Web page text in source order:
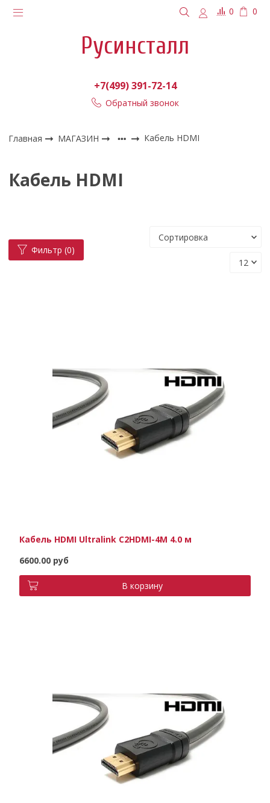
0 0
Русинсталл
+7(499) 391-72-14
Обратный звонок
Главная МАГАЗИН Кабель HDMI
Кабель HDMI
Фильтр (0)
Кабель HDMI Ultralink C2HDMI-4M 4.0 м
6600.00 руб
В корзину